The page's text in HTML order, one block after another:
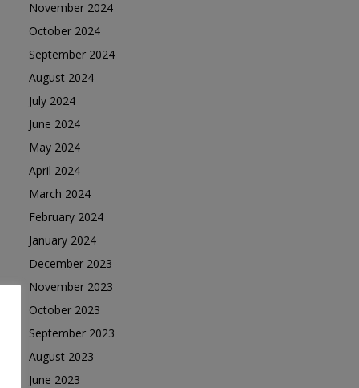
November 2024
October 2024
September 2024
August 2024
July 2024
June 2024
May 2024
April 2024
March 2024
February 2024
January 2024
December 2023
November 2023
October 2023
September 2023
August 2023
June 2023